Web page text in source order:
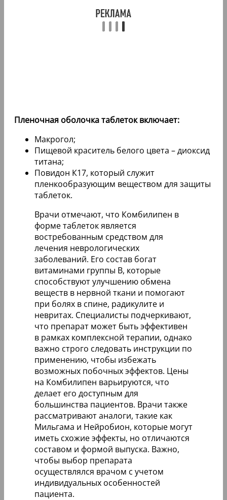
Пленочная оболочка таблеток включает:
Макрогол;
Пищевой краситель белого цвета – диоксид
титана;
Повидон К17, который служит
пленкообразующим веществом для защиты
таблеток.
Врачи отмечают, что Комбилипен в
форме таблеток является
востребованным средством для
лечения неврологических
заболеваний. Его состав богат
витаминами группы B, которые
способствуют улучшению обмена
веществ в нервной ткани и помогают
при болях в спине, радикулите и
невритах. Специалисты подчеркивают,
что препарат может быть эффективен
в рамках комплексной терапии, однако
важно строго следовать инструкции по
применению, чтобы избежать
возможных побочных эффектов. Цены
на Комбилипен варьируются, что
делает его доступным для
большинства пациентов. Врачи также
рассматривают аналоги, такие как
Мильгама и Нейробион, которые могут
иметь схожие эффекты, но отличаются
составом и формой выпуска. Важно,
чтобы выбор препарата
осуществлялся врачом с учетом
индивидуальных особенностей
пациента.